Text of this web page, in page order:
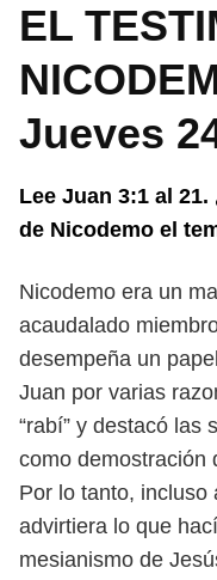
EL
Jueves
Lee Juan 3:1 al
de Nicodemo el
Nicodemo era un
acaudalado
desempeña un
Juan por varias
“rabí” y destacó las
como demostración
Por lo tanto, incluso
advirtiera lo que
mesianismo de